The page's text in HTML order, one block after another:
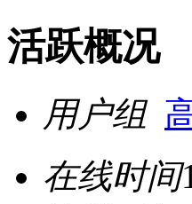
活跃概况
用户组
在线时间